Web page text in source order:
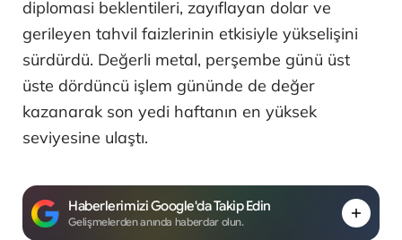
diplomasi beklentileri, zayıflayan dolar ve
gerileyen tahvil faizlerinin etkisiyle yükselişini
sürdürdü. Değerli metal, perşembe günü üst
üste dördüncü işlem gününde de değer
kazanarak son yedi haftanın en yüksek
seviyesine ulaştı.
Haberlerimizi Google'da Takip Edin
Gelişmelerden anında haberdar olun.